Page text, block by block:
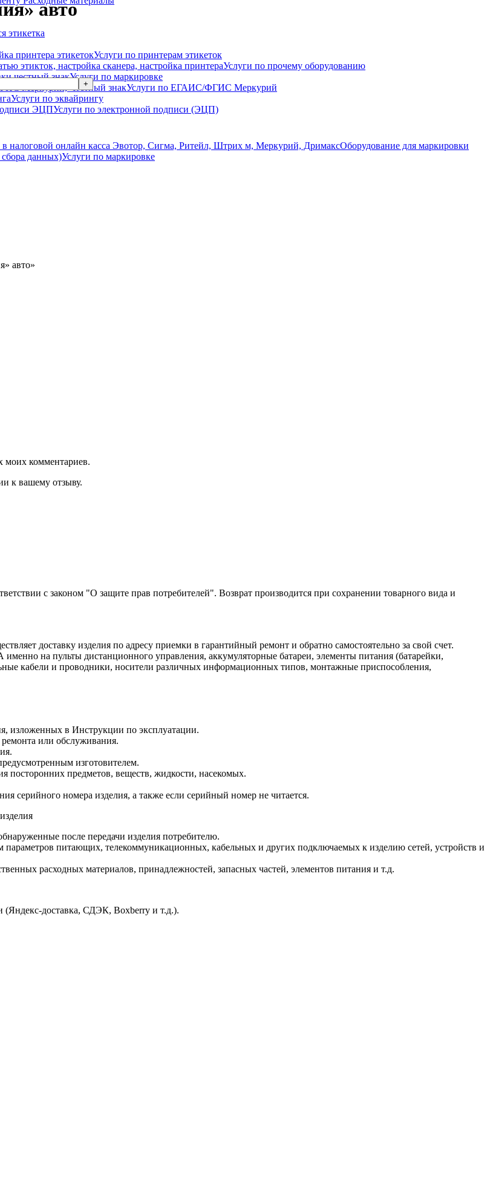
этикетка
Услуги по принтерам этикеток
Услуги по прочему оборудованию
Услуги по маркировке
Услуги по ЕГАИС/ФГИС Меркурий
Услуги по эквайрингу
Услуги по электронной подписи (ЭЦП)
Оборудование для маркировки
Услуги по маркировке
авто
авто»
моих комментариев.
к вашему отзыву.
с законом "О защите прав потребителей". Возврат производится при сохранении товарного вида и
доставку изделия по адресу приемки в гарантийный ремонт и обратно самостоятельно за свой счет.
на пульты дистанционного управления, аккумуляторные батареи, элементы питания (батарейки,
кабели и проводники, носители различных информационных типов, монтажные приспособления,
изложенных в Инструкции по эксплуатации.
или обслуживания.
изготовителем.
посторонних предметов, веществ, жидкости, насекомых.
серийного номера изделия, а также если серийный номер не читается.
после передачи изделия потребителю.
параметров питающих, телекоммуникационных, кабельных и других подключаемых к изделию сетей, устройств и
расходных материалов, принадлежностей, запасных частей, элементов питания и т.д.
(Яндекс-доставка, СДЭК, Boxberry и т.д.).